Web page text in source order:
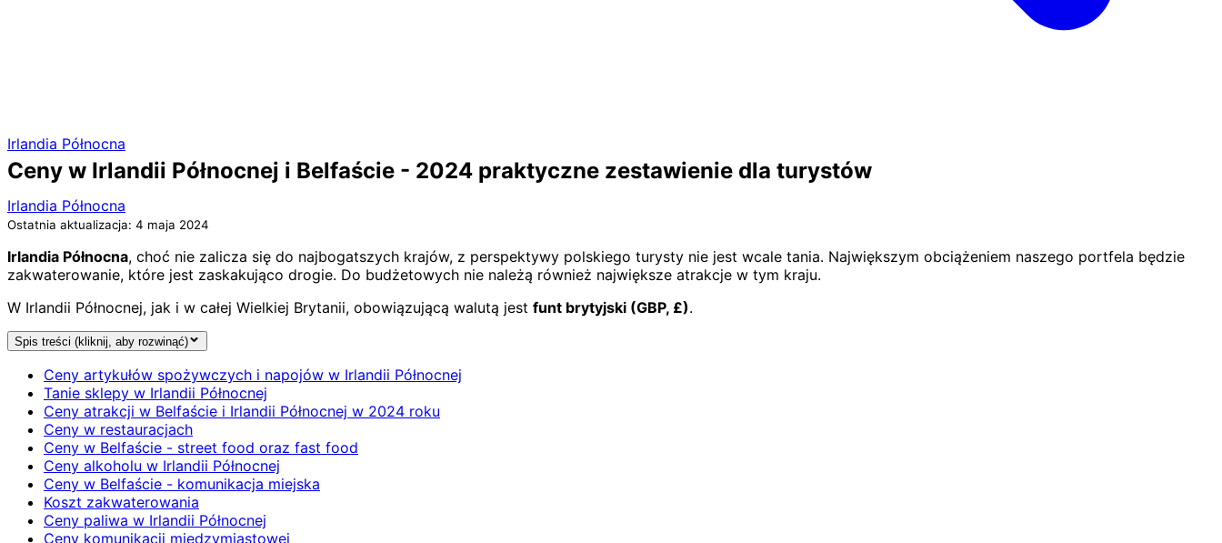
Irlandia Północna
Ceny w Irlandii Północnej i Belfaście - 2024 praktyczne zestawienie dla turystów
Irlandia Północna
Ostatnia aktualizacja: 4 maja 2024
Irlandia Północna, choć nie zalicza się do najbogatszych krajów, z perspektywy polskiego turysty nie jest wcale tania. Największym obciążeniem naszego portfela będzie
zakwaterowanie, które jest zaskakująco drogie. Do budżetowych nie należą również największe atrakcje w tym kraju.
W Irlandii Północnej, jak i w całej Wielkiej Brytanii, obowiązującą walutą jest funt brytyjski (GBP, £).
Spis treści (kliknij, aby rozwinąć)
Ceny artykułów spożywczych i napojów w Irlandii Północnej
Tanie sklepy w Irlandii Północnej
Ceny atrakcji w Belfaście i Irlandii Północnej w 2024 roku
Ceny w restauracjach
Ceny w Belfaście - street food oraz fast food
Ceny alkoholu w Irlandii Północnej
Ceny w Belfaście - komunikacja miejska
Koszt zakwaterowania
Ceny paliwa w Irlandii Północnej
Ceny komunikacji międzymiastowej